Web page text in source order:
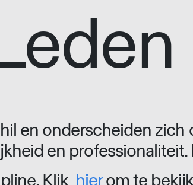
en onderscheiden zich
en professionaliteit.